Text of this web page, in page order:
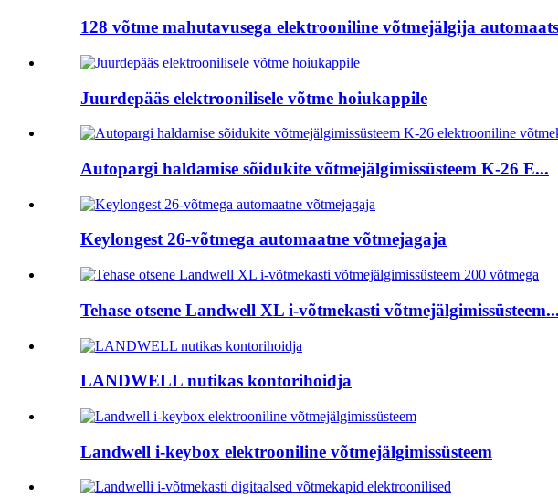
128 võtme mahutavusega elektrooniline võtmejälgija
Juurdepääs elektroonilisele võtme hoiukappile
Autopargi haldamise sõidukite võtmejälgimissüsteem K-26 E...
Keylongest 26-võtmega automaatne võtmejagaja
Tehase otsene Landwell XL i-võtmekasti võtmejälgimissüsteem...
LANDWELL nutikas kontorihoidja
Landwell i-keybox elektrooniline võtmejälgimissüsteem